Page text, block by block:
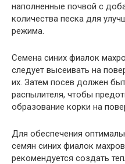
наполненные почвой с
количества песка для
режима.
Семена синих фиалок
следует высеивать на
их. Затем посев должен
распылителя, чтобы
образование корки на
Для обеспечения
семян синих фиалок
рекомендуется создать